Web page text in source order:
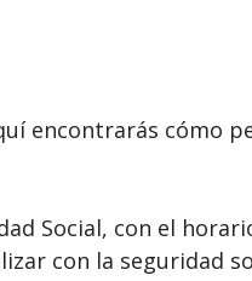
encontrarás cómo
Social, con el
con la seguridad